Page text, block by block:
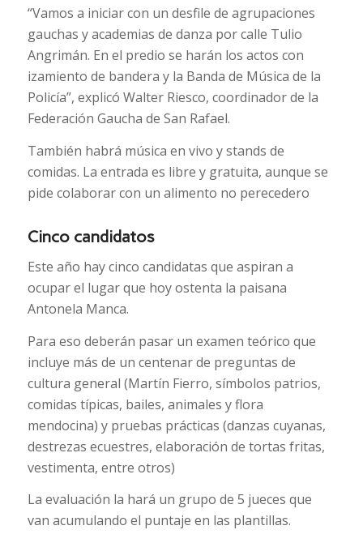
“Vamos a iniciar con un desfile de agrupaciones
gauchas y academias de danza por calle Tulio
Angrimán. En el predio se harán los actos con
izamiento de bandera y la Banda de Música de la
Policía”, explicó Walter Riesco, coordinador de la
Federación Gaucha de San Rafael.
También habrá música en vivo y stands de
comidas. La entrada es libre y gratuita, aunque se
pide colaborar con un alimento no perecedero
Cinco candidatos
Este año hay cinco candidatas que aspiran a
ocupar el lugar que hoy ostenta la paisana
Antonela Manca.
Para eso deberán pasar un examen teórico que
incluye más de un centenar de preguntas de
cultura general (Martín Fierro, símbolos patrios,
comidas típicas, bailes, animales y flora
mendocina) y pruebas prácticas (danzas cuyanas,
destrezas ecuestres, elaboración de tortas fritas,
vestimenta, entre otros)
La evaluación la hará un grupo de 5 jueces que
van acumulando el puntaje en las plantillas.